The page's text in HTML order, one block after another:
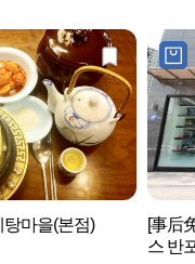
마을(본점)
[事后
스 반